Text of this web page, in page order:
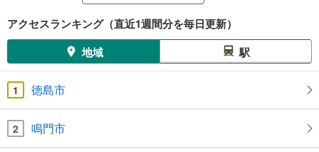
アクセスランキング（直近1週間分を毎日更新）
地域
駅
1 徳島市
2 鳴門市